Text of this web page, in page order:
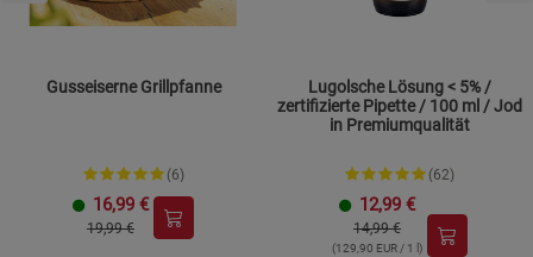
Gusseiserne Grillpfanne
(6)
16,99 €
19,99 €
Lugolsche Lösung < 5% /
zertifizierte Pipette / 100 ml / Jod
in Premiumqualität
(62)
12,99 €
14,99 €
(129,90 EUR / 1 l)